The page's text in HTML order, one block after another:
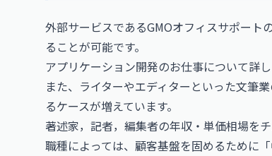
外部サービスであるGMOオフィスサポート
ることが可能です。
アプリケーション開発のお仕事について詳
また、ライターやエディターといった文筆
るケースが増えています。
著述家，記者，編集者の年収・単価相場を
職種によっては、顧客基盤を固めるために